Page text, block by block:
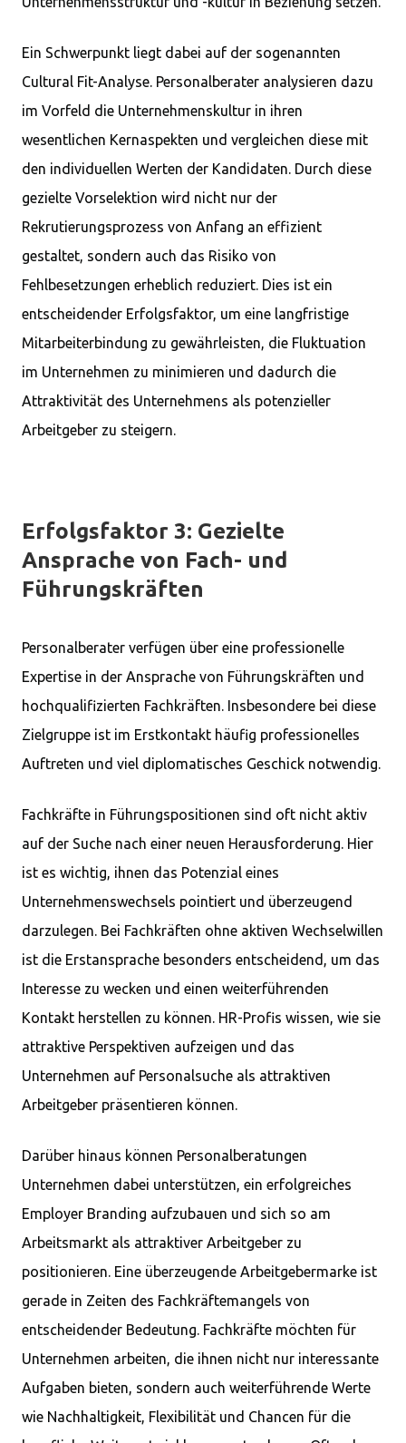
Ein Schwerpunkt liegt dabei auf der sogenannten
Cultural Fit-Analyse. Personalberater analysieren dazu
im Vorfeld die Unternehmenskultur in ihren
wesentlichen Kernaspekten und vergleichen diese mit
den individuellen Werten der Kandidaten. Durch diese
gezielte Vorselektion wird nicht nur der
Rekrutierungsprozess von Anfang an effizient
gestaltet, sondern auch das Risiko von
Fehlbesetzungen erheblich reduziert. Dies ist ein
entscheidender Erfolgsfaktor, um eine langfristige
Mitarbeiterbindung zu gewährleisten, die Fluktuation
im Unternehmen zu minimieren und dadurch die
Attraktivität des Unternehmens als potenzieller
Arbeitgeber zu steigern.
Erfolgsfaktor 3: Gezielte
Ansprache von Fach- und
Führungskräften
Personalberater verfügen über eine professionelle
Expertise in der Ansprache von Führungskräften und
hochqualifizierten Fachkräften. Insbesondere bei diese
Zielgruppe ist im Erstkontakt häufig professionelles
Auftreten und viel diplomatisches Geschick notwendig.
Fachkräfte in Führungspositionen sind oft nicht aktiv
auf der Suche nach einer neuen Herausforderung. Hier
ist es wichtig, ihnen das Potenzial eines
Unternehmenswechsels pointiert und überzeugend
darzulegen. Bei Fachkräften ohne aktiven Wechselwillen
ist die Erstansprache besonders entscheidend, um das
Interesse zu wecken und einen weiterführenden
Kontakt herstellen zu können. HR-Profis wissen, wie sie
attraktive Perspektiven aufzeigen und das
Unternehmen auf Personalsuche als attraktiven
Arbeitgeber präsentieren können.
Darüber hinaus können Personalberatungen
Unternehmen dabei unterstützen, ein erfolgreiches
Employer Branding aufzubauen und sich so am
Arbeitsmarkt als attraktiver Arbeitgeber zu
positionieren. Eine überzeugende Arbeitgebermarke ist
gerade in Zeiten des Fachkräftemangels von
entscheidender Bedeutung. Fachkräfte möchten für
Unternehmen arbeiten, die ihnen nicht nur interessante
Aufgaben bieten, sondern auch weiterführende Werte
wie Nachhaltigkeit, Flexibilität und Chancen für die